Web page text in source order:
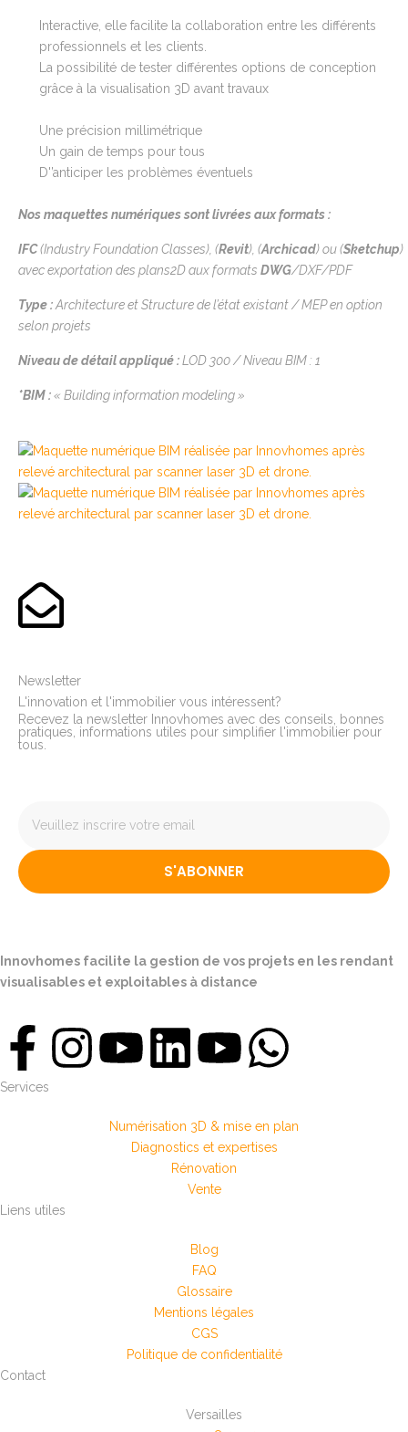
Interactive, elle facilite la collaboration entre les différents
professionnels et les clients.
La possibilité de tester différentes options de conception
grâce à la visualisation 3D avant travaux
Une précision millimétrique
Un gain de temps pour tous
D'’anticiper les problèmes éventuels
Nos maquettes numériques sont livrées aux formats :
IFC(IndustryFoundation Classes), (Revit), (Archicad)ou(Sketchup)
avec exportation des plans2D aux formats DWG/DXF/PDF
Type:Architecture et Structure de l’état existant/ MEP en option
selon projets
Niveau de détail appliqué:LOD 300/Niveau BIM : 1
*BIM :« Building information modeling »
Newsletter
L'innovation et l'immobilier vous intéressent?
Recevez la newsletter Innovhomes avec des conseils, bonnes
pratiques, informations utiles pour simplifier l'immobilier pour
tous.
S'ABONNER
Innovhomes facilite la gestion de vos projets en les rendant
visualisables et exploitables à distance
Services
Numérisation 3D & mise en plan
Diagnostics et expertises
Rénovation
Vente
Liens utiles
Blog
FAQ
Glossaire
Mentions légales
CGS
Politique de confidentialité
Contact
Versailles